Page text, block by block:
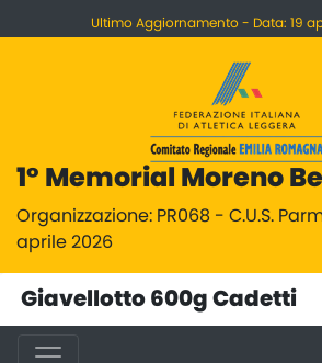
Ultimo Aggiornamento - Data: 19
1° Memorial Moreno
Organizzazione: PR068 - C.U.S.
aprile 2026
Giavellotto 600g Cadetti